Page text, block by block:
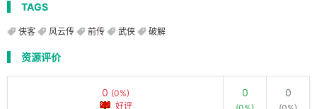
TAGS
侠客 风云传 前传 武侠 破解
资源评价
0 (0%)
好评
0 0